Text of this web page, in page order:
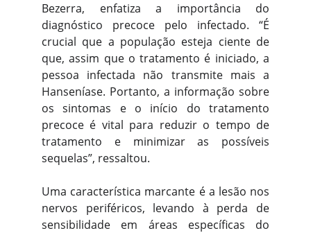
Bezerra, enfatiza a importância do
diagnóstico precoce pelo infectado. “É
crucial que a população esteja ciente de
que, assim que o tratamento é iniciado, a
pessoa infectada não transmite mais a
Hanseníase. Portanto, a informação sobre
os sintomas e o início do tratamento
precoce é vital para reduzir o tempo de
tratamento e minimizar as possíveis
sequelas”, ressaltou.
Uma característica marcante é a lesão nos
nervos periféricos, levando à perda de
sensibilidade em áreas específicas do